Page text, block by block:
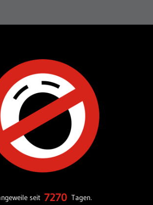
seit 7270 Tagen.